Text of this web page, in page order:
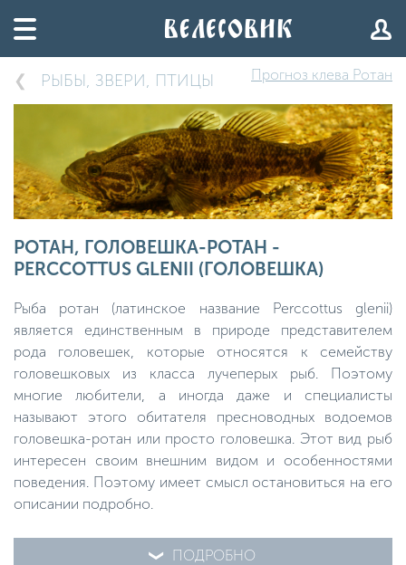
Прогноз клева Ротан
РЫБЫ, ЗВЕРИ, ПТИЦЫ
РОТАН, ГОЛОВЕШКА-РОТАН -
PERCCOTTUS GLENII (ГОЛОВЕШКА)
Рыба ротан (латинское название Perccottus glenii)
является единственным в природе представителем
рода головешек, которые относятся к семейству
головешковых из класса лучеперых рыб. Поэтому
многие любители, а иногда даже и специалисты
называют этого обитателя пресноводных водоемов
головешка-ротан или просто головешка. Этот вид рыб
интересен своим внешним видом и особенностями
поведения. Поэтому имеет смысл остановиться на его
описании подробно.
ПОДРОБНО